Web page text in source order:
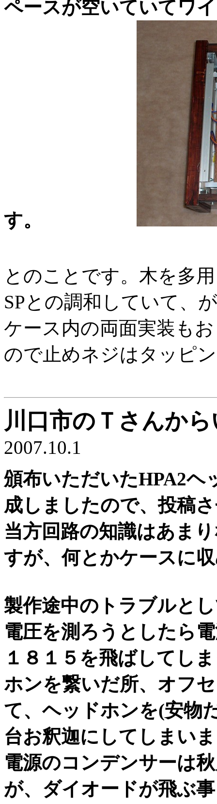
ペースが空いていてワ
す。
とのことです。木を多
SPとの調和していて、
ケース内の両面実装も
ので止めネジはタッピ
川口市のＴさんか
2007.10.1
頒布いただいたHPA2ヘ
成しましたので、投稿
当方回路の知識はあま
すが、何とかケースに
製作途中のトラブルと
電圧を測ろうとしたら
１８１５を飛ばしてし
ホンを繋いだ所、オフ
て、ヘッドホンを(安物
台お釈迦にしてしまい
電源のコンデンサーは
が、ダイオードが飛ぶ